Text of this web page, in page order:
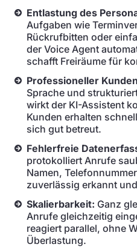
Entlastung des
Aufgaben wie
Rückrufbitten oder
der Voice Agent
schafft Freiräume für
Professioneller
Sprache und
wirkt der KI-Assistent
Kunden erhalten
sich gut betreut.
Fehlerfreie
protokolliert Anrufe
Namen,
zuverlässig erkannt
Skalierbarkeit: Ganz
Anrufe gleichzeitig
reagiert parallel, ohne
Überlastung.